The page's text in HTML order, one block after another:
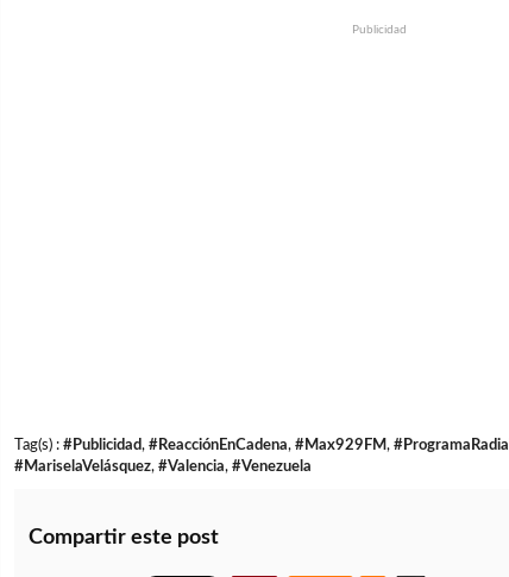
Publicidad
Tag(s) : #Publicidad, #ReacciónEnCadena, #Max929FM, #ProgramaRadial
#MariselaVelásquez, #Valencia, #Venezuela
Compartir este post